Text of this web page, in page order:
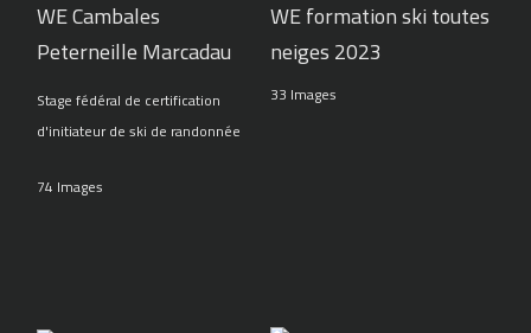
WE Cambales
Peterneille Marcadau
Stage fédéral de certification
d'initiateur de ski de randonnée
74 Images
WE formation ski toutes
neiges 2023
33 Images